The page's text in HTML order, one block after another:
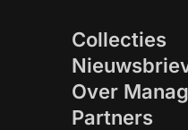
Collecties
Over
Partners